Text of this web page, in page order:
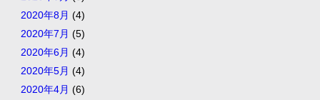
2020年8月 (4)
2020年7月 (5)
2020年6月 (4)
2020年5月 (4)
2020年4月 (6)